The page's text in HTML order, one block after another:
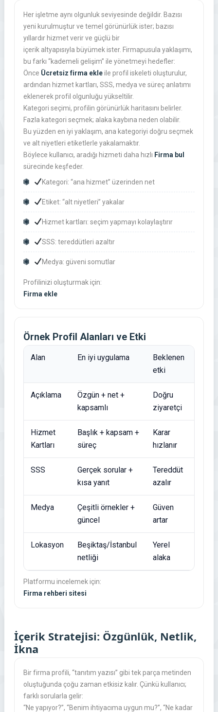
Her işletme aynı olgunluk seviyesinde değildir. Bazısı
yeni kurulmuştur ve temel görünürlük ister; bazısı
yıllardır hizmet verir ve güçlü bir
içerik altyapısıyla büyümek ister. Firmapusula yaklaşımı,
bu farkı “kademeli gelişim” ile yönetmeyi hedefler:
Önce Ücretsiz firma ekleile profil iskeleti oluşturulur,
ardından hizmet kartları, SSS, medya ve süreç anlatımı
eklenerek profil olgunluğu yükseltilir.
Kategori seçimi, profilin görünürlük haritasını belirler.
Fazla kategori seçmek; alaka kaybına neden olabilir.
Bu yüzden en iyi yaklaşım, ana kategoriyi doğru seçmek
ve alt niyetleri etiketlerle yakalamaktır.
Böylece kullanıcı, aradığı hizmeti daha hızlı Firma bul
sürecinde keşfeder.
Kategori: “ana hizmet” üzerinden net
Etiket: “alt niyetleri” yakalar
Hizmet kartları: seçim yapmayı kolaylaştırır
SSS: tereddütleri azaltır
Medya: güveni somutlar
Profilinizi oluşturmak için:
Firma ekle
Örnek Profil Alanları ve Etki
Alan En iyi uygulama
Beklenen
etki
Açıklama
Özgün + net +
kapsamlı
Doğru
ziyaretçi
Hizmet
Kartları
Başlık + kapsam +
süreç
Karar
hızlanır
SSS
Gerçek sorular +
kısa yanıt
Tereddüt
azalır
Medya
Çeşitli örnekler +
güncel
Güven
artar
Lokasyon
Beşiktaş/İstanbul
netliği
Yerel
alaka
Platformu incelemek için:
Firma rehberi sitesi
İçerik Stratejisi: Özgünlük, Netlik,
İkna
Bir firma profili, “tanıtım yazısı” gibi tek parça metinden
oluştuğunda çoğu zaman etkisiz kalır. Çünkü kullanıcı;
farklı sorularla gelir:
“Ne yapıyor?”, “Benim ihtiyacıma uygun mu?”, “Ne kadar